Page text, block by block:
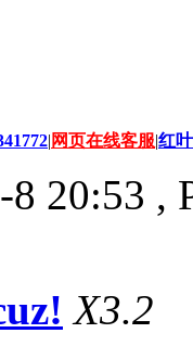
| 网页在线客服|红
20:53 ,
X3.2